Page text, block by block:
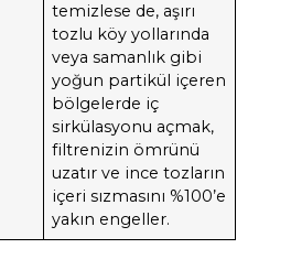
temizlese de, aşırı
tozlu köy yollarında
veya samanlık gibi
yoğun partikül içeren
bölgelerde iç
sirkülasyonu açmak,
filtrenizin ömrünü
uzatır ve ince tozların
içeri sızmasını %100’e
yakın engeller.